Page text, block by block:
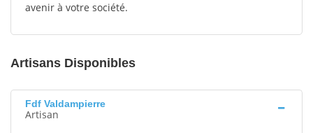
avenir à votre société.
Artisans Disponibles
Fdf Valdampierre
Artisan